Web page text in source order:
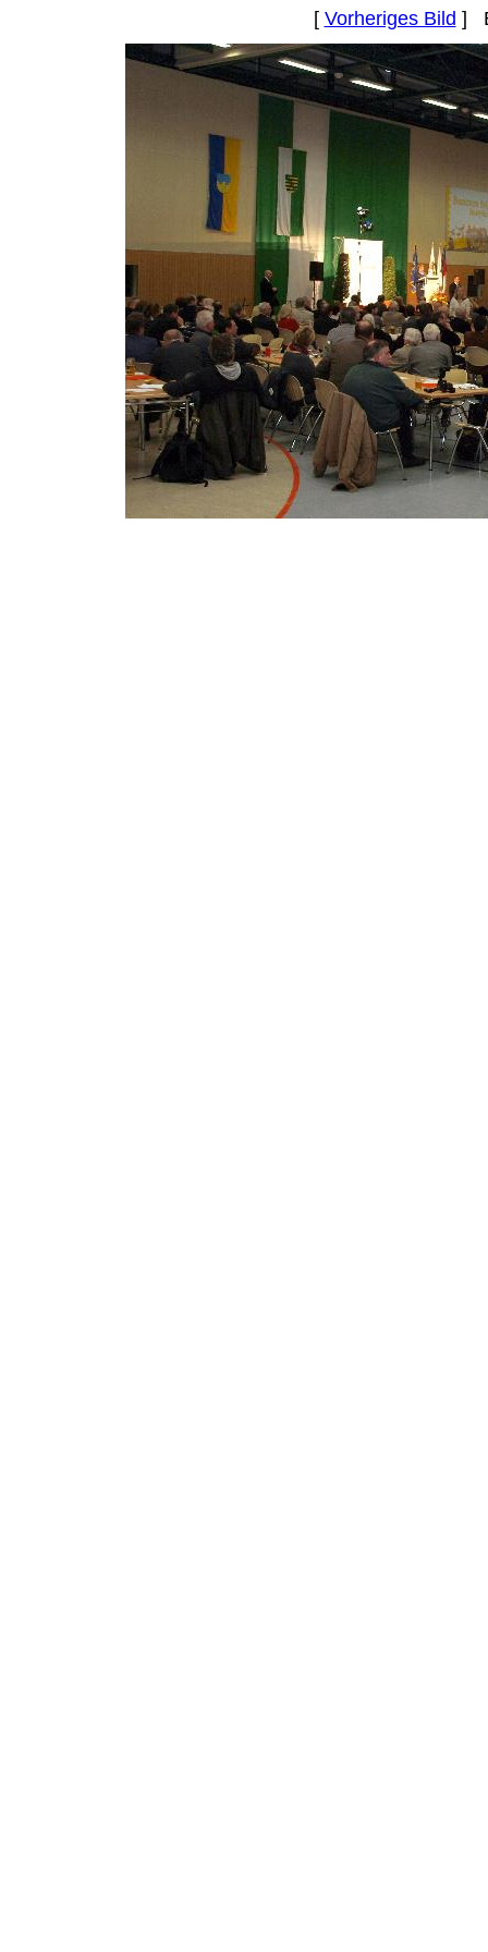
[ Vorheriges Bild ]